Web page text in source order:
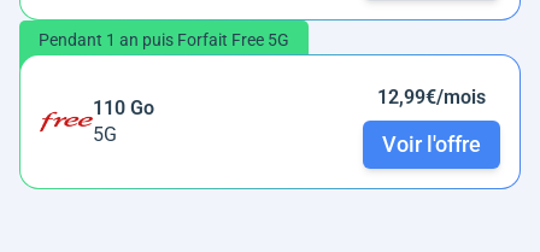
Pendant 1 an puis Forfait Free 5G
110 Go
5G
12,99€/mois
Voir l'offre